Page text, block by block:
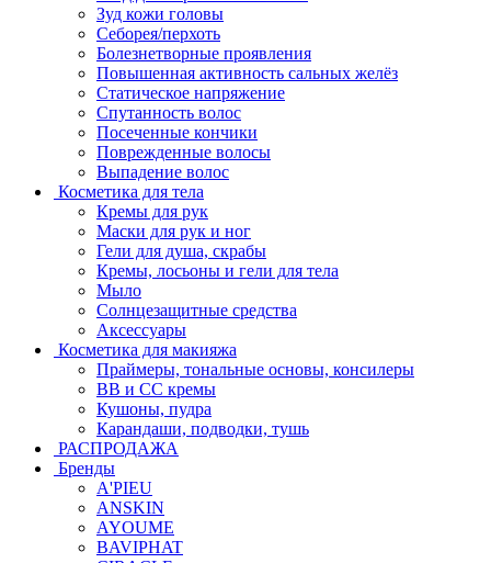
Зуд кожи головы
Себорея/перхоть
Болезнетворные проявления
Повышенная активность сальных желёз
Статическое напряжение
Спутанность волос
Посеченные кончики
Поврежденные волосы
Выпадение волос
Косметика для тела
Кремы для рук
Маски для рук и ног
Гели для душа, скрабы
Кремы, лосьоны и гели для тела
Мыло
Солнцезащитные средства
Аксессуары
Косметика для макияжа
Праймеры, тональные основы, консилеры
BB и CC кремы
Кушоны, пудра
Карандаши, подводки, тушь
РАСПРОДАЖА
Бренды
A'PIEU
ANSKIN
AYOUME
BAVIPHAT